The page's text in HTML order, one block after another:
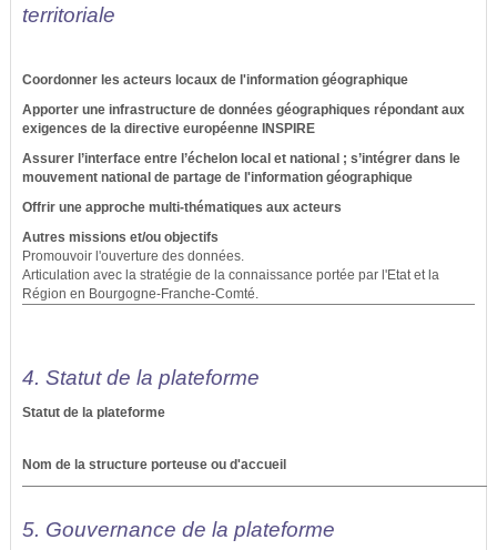
territoriale
Coordonner les acteurs locaux de l'information géographique
Apporter une infrastructure de données géographiques répondant aux
exigences de la directive européenne INSPIRE
Assurer l’interface entre l’échelon local et national ; s’intégrer dans le
mouvement national de partage de l'information géographique
Offrir une approche multi-thématiques aux acteurs
Autres missions et/ou objectifs
Promouvoir l'ouverture des données.
Articulation avec la stratégie de la connaissance portée par l'Etat et la
Région en Bourgogne-Franche-Comté.
4. Statut de la plateforme
Statut de la plateforme
Nom de la structure porteuse ou d'accueil
5. Gouvernance de la plateforme